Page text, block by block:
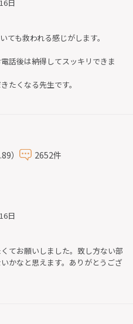
日
ても救われる感じがします。
話後は納得してスッキリできま
たくなる先生です。
） 2652件
日
てお願いしました。致し方ない部
かなと思えます。ありがとうござ